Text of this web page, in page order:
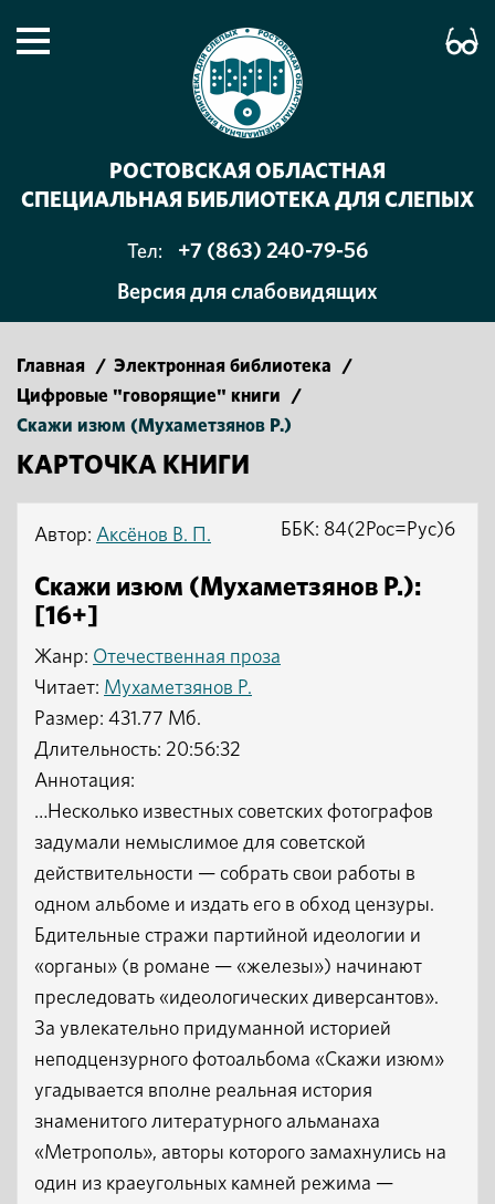
РОСТОВСКАЯ ОБЛАСТНАЯ
СПЕЦИАЛЬНАЯ БИБЛИОТЕКА ДЛЯ СЛЕПЫХ
Тел:
+7 (863) 240-79-56
Версия для слабовидящих
Главная / Электронная библиотека
/
Цифровые "говорящие" книги
/
Скажи изюм (Мухаметзянов Р.)
КАРТОЧКА КНИГИ
Автор: Аксёнов В. П.
Скажи изюм (Мухаметзянов Р.):
[16+]
Жанр: Отечественная проза
Читает: Мухаметзянов Р.
ББК: 84(2Рос=Рус)6
Размер: 431.77 Мб.
Длительность: 20:56:32
Аннотация:
…Несколько известных советских фотографов
задумали немыслимое для советской
действительности — собрать свои работы в
одном альбоме и издать его в обход цензуры.
Бдительные стражи партийной идеологии и
«органы» (в романе — «железы») начинают
преследовать «идеологических диверсантов».
За увлекательно придуманной историей
неподцензурного фотоальбома «Скажи изюм»
угадывается вполне реальная история
знаменитого литературного альманаха
«Метрополь», авторы которого замахнулись на
один из краеугольных камней режима —